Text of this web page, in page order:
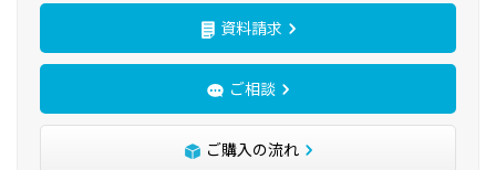
資料請求
ご相談
ご購入の流れ